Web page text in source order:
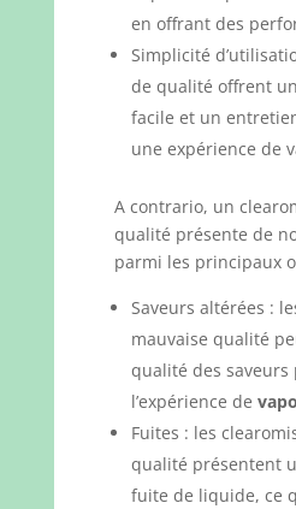
en offrant des
Simplicité
de qualité offrent un
facile et un
une expérience de
A contrario, un
qualité présente de
parmi les principaux
Saveurs altérées :
mauvaise qualité
qualité des
l’expérience de
Fuites : les
qualité présentent
fuite de liquide, ce